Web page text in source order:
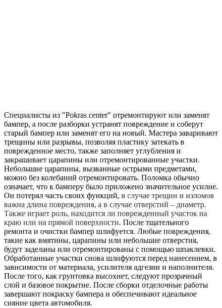
Специалисты из "Pokras center" отремонтируют или заменят
бампер, а после разборки устранят повреждение и соберут
старый бампер или заменят его на новый. Мастера заваривают
трещины или разрывы, позволяя пластику затекать в
поврежденное место, также заполняет углубления и
закрашивает царапины или отремонтированные участки.
Небольшие царапины, вызванные острыми предметами,
можно без колебаний отремонтировать. Поломка обычно
означает, что к бамперу было приложено значительное усилие.
Он потерял часть своих функций, в случае трещин и изломов
важна длина повреждения, а в случае отверстий – диаметр.
Также играет роль, находится ли поврежденный участок на
краю или на прямой поверхности. После тщательного
ремонта и очистки бампер шлифуется. Любые повреждения,
такие как вмятины, царапины или небольшие отверстия,
будут заделаны или отремонтированы с помощью шпаклевки.
Обработанные участки снова шлифуются перед нанесением, в
зависимости от материала, усилителя адгезии и наполнителя.
После того, как грунтовка высохнет, следуют прозрачный
слой и базовое покрытие. После сборки отделочные работы
завершают покраску бампера и обеспечивают идеальное
сияние цвета автомобиля.